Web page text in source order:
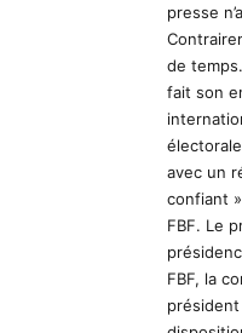
presse
de
fait son
avec un
confiant
FBF. Le
FBF, la